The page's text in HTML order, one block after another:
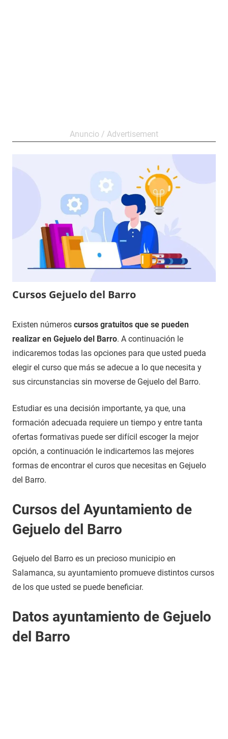
Cursos Gejuelo del Barro
10
de
noviembre
2021
Maria
Cursos
en
Salamanca
Existen números cursos gratuitos que se pueden
realizar en Gejuelo del Barro. A continuación le
indicaremos todas las opciones para que usted pueda
elegir el curso que más se adecue a lo que necesita y
sus circunstancias sin moverse de Gejuelo del Barro.
Estudiar es una decisión importante, ya que, una
formación adecuada requiere un tiempo y entre tanta
ofertas formativas puede ser difícil escoger la mejor
opción, a continuación le indicartemos las mejores
formas de encontrar el curos que necesitas en Gejuelo
del Barro.
Cursos del Ayuntamiento de
Gejuelo del Barro
Gejuelo del Barro es un precioso municipio en
Salamanca, su ayuntamiento promueve distintos cursos
de los que usted se puede beneficiar.
Datos ayuntamiento de Gejuelo
del Barro